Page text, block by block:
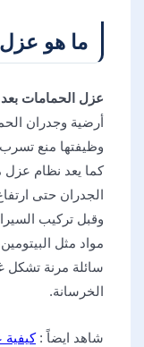
ما هو عزل
عزل الحمامات بعد
أرضية وجدران
وظيفتها منع تسرب
كما يعد نظام عزل
وقبل تركيب
مواد مثل
سائلة مرنة تشكل
الخرسانة.
شاهد ايضاً :كيفية